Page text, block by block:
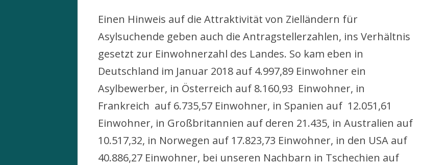
Einen Hinweis auf die Attraktivität von Zielländern für
Asylsuchende geben auch die Antragstellerzahlen, ins Verhältnis
gesetzt zur Einwohnerzahl des Landes. So kam eben in
Deutschland im Januar 2018 auf 4.997,89 Einwohner ein
Asylbewerber, in Österreich auf 8.160,93 Einwohner, in
Frankreich auf 6.735,57 Einwohner, in Spanien auf 12.051,61
Einwohner, in Großbritannien auf deren 21.435, in Australien auf
10.517,32, in Norwegen auf 17.823,73 Einwohner, in den USA auf
40.886,27 Einwohner, bei unseren Nachbarn in Tschechien auf